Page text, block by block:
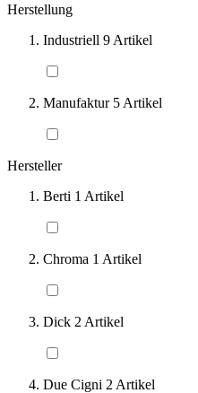
Herstellung
Industriell 9 Artikel
Manufaktur 5 Artikel
Hersteller
Berti 1 Artikel
Chroma 1 Artikel
Dick 2 Artikel
Due Cigni 2 Artikel